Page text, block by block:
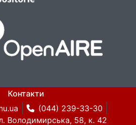
Контакти
(044) 239-33-30
Володимирська, 58, к. 42